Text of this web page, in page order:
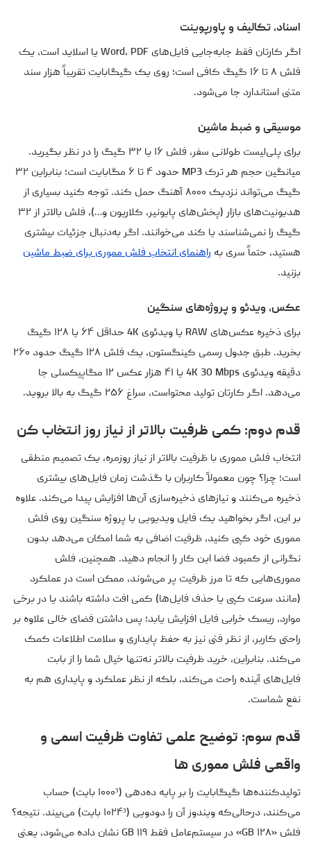
اسناد، تکالیف و پاورپوینت
اگر کارتان فقط جابه‌جایی فایل‌های Word، PDF یا اسلاید است، یک
فلش ۸ تا ۱۶ گیگ کافی است؛ روی یک گیگابایت تقریباً هزار سند
متنی استاندارد جا می‌شود.
موسیقی و ضبط ماشین
برای پلی‌لیست طولانی سفر، فلش ۱۶ یا ۳۲ گیگ را در نظر بگیرید.
میانگین حجم هر ترک MP3 حدود ۴ تا ۶ مگابایت است؛ بنابراین ۳۲
گیگ می‌تواند نزدیک ۸۰۰۰ آهنگ حمل کند. توجه کنید بسیاری از
هد‌یونیت‌های بازار (پخش‌های پایونیر، کلاریون و…)، فلش بالاتر از ۳۲
گیگ را نمی‌شناسند یا کند می‌خوانند. اگر به‌دنبال جزئیات بیشتری
هستید، حتماً سری به راهنمای انتخاب فلش مموری برای ضبط ماشین
بزنید.
عکس، ویدئو و پروژه‌های سنگین
برای ذخیره عکس‌های RAW یا ویدئوی 4K حداقل ۶۴ یا ۱۲۸ گیگ
بخرید. طبق جدول رسمی کینگستون، یک فلش ۱۲۸ گیگ حدود ۲۶۰
دقیقه ویدئوی 4K ‎30 Mbps یا ۴۱ هزار عکس ۱۲ مگاپیکسلی جا
می‌دهد. اگر کارتان تولید محتواست، سراغ ۲۵۶ گیگ به بالا بروید.
قدم دوم: کمی ظرفیت بالاتر از نیاز روز انتخاب کن
انتخاب فلش مموری با ظرفیت بالاتر از نیاز روزمره، یک تصمیم منطقی
است؛ چرا؟ چون معمولاً کاربران با گذشت زمان فایل‌های بیشتری
ذخیره می‌کنند و نیازهای ذخیره‌سازی آن‌ها افزایش پیدا می‌کند. علاوه
بر این، اگر بخواهید یک فایل ویدیویی یا پروژه سنگین روی فلش
مموری خود کپی کنید، ظرفیت اضافی به شما امکان می‌دهد بدون
نگرانی از کمبود فضا این کار را انجام دهید. همچنین، فلش
مموری‌هایی که تا مرز ظرفیت پر می‌شوند، ممکن است در عملکرد
(مانند سرعت کپی یا حذف فایل‌ها) کمی افت داشته باشند یا در برخی
موارد، ریسک خرابی فایل افزایش یابد؛ پس داشتن فضای خالی علاوه بر
راحتی کاربر، از نظر فنی نیز به حفظ پایداری و سلامت اطلاعات کمک
می‌کند. بنابراین، خرید ظرفیت بالاتر نه‌تنها خیال شما را از بابت
فایل‌های آینده راحت می‌کند، بلکه از نظر عملکرد و پایداری هم به
نفع شماست.
قدم سوم: توضیح علمی تفاوت ظرفیت اسمی و
واقعی فلش مموری ها
تولیدکننده‌ها گیگابایت را بر پایه ده‌دهی (۱۰۰۰³ بایت) حساب
می‌کنند، درحالی‌که ویندوز آن را دودویی (۱۰۲۴³ بایت) می‌بیند. نتیجه؟
فلش «۱۲۸ GB» در سیستم‌عامل فقط ۱۱۹ GB نشان داده می‌شود، یعنی